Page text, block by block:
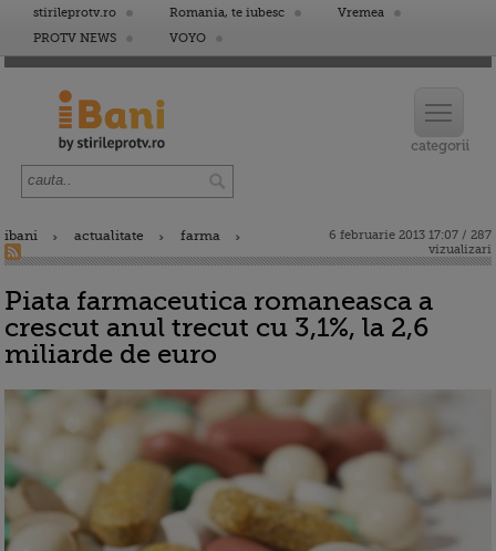
stirileprotv.ro Romania, te iubesc
Vremea
PROTV NEWS
VOYO
ibani actualitate farma
6 februarie 2013 17:07 / 287
vizualizari
Piata farmaceutica romaneasca a
crescut anul trecut cu 3,1%, la 2,6
miliarde de euro